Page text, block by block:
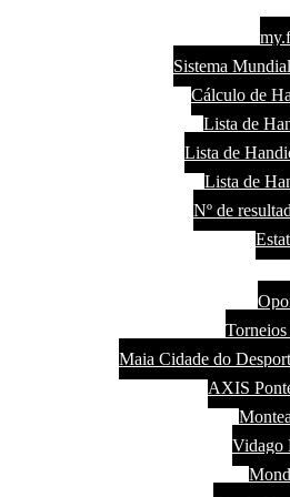
Sistema
Cálculo de
Lista de
Lista de
Lista de
Nº de
Maia Cidade do
AXIS
Vidago